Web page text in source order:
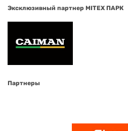
Эксклюзивный партнер MITEX ПАРК
Партнеры